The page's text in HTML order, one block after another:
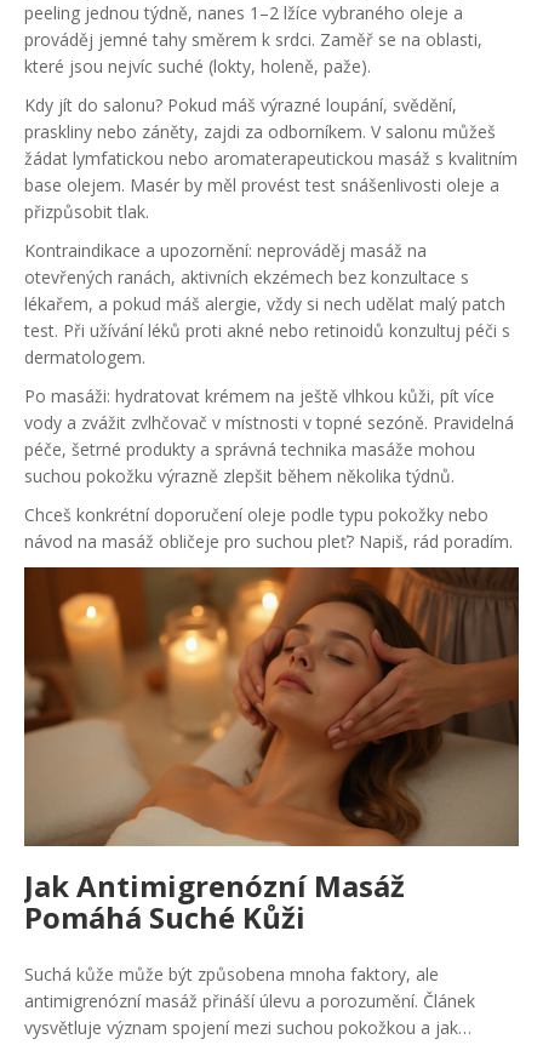
peeling jednou týdně, nanes 1–2 lžíce vybraného oleje a
prováděj jemné tahy směrem k srdci. Zaměř se na oblasti,
které jsou nejvíc suché (lokty, holeně, paže).
Kdy jít do salonu? Pokud máš výrazné loupání, svědění,
praskliny nebo záněty, zajdi za odborníkem. V salonu můžeš
žádat lymfatickou nebo aromaterapeutickou masáž s kvalitním
base olejem. Masér by měl provést test snášenlivosti oleje a
přizpůsobit tlak.
Kontraindikace a upozornění: neprováděj masáž na
otevřených ranách, aktivních ekzémech bez konzultace s
lékařem, a pokud máš alergie, vždy si nech udělat malý patch
test. Při užívání léků proti akné nebo retinoidů konzultuj péči s
dermatologem.
Po masáži: hydratovat krémem na ještě vlhkou kůži, pít více
vody a zvážit zvlhčovač v místnosti v topné sezóně. Pravidelná
péče, šetrné produkty a správná technika masáže mohou
suchou pokožku výrazně zlepšit během několika týdnů.
Chceš konkrétní doporučení oleje podle typu pokožky nebo
návod na masáž obličeje pro suchou pleť? Napiš, rád poradím.
Jak Antimigrenózní Masáž
Pomáhá Suché Kůži
Suchá kůže může být způsobena mnoha faktory, ale
antimigrenózní masáž přináší úlevu a porozumění. Článek
vysvětluje význam spojení mezi suchou pokožkou a jak